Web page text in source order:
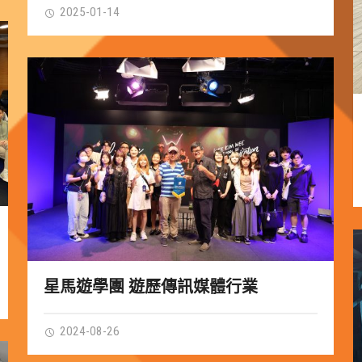
2025-01-14
星馬遊學團 遊歷傳訊媒體行業
2024-08-26